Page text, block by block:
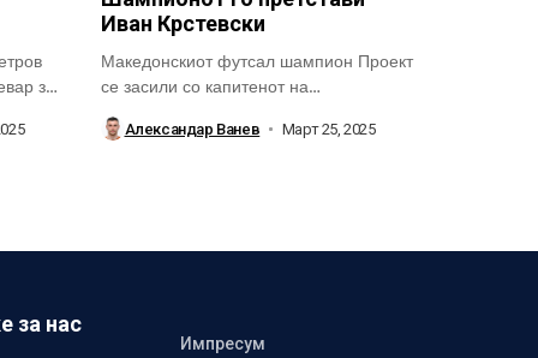
за
Иван Крстевски
Македонскиот футсал шампион Проект
се засили со капитенот на
Александар Ванев Март 25, 2025
за нас
Импресум